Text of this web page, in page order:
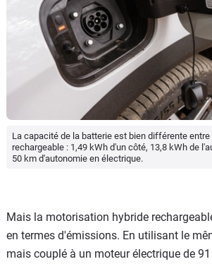
La capacité de la batterie est bien différente entre
rechargeable : 1,49 kWh d'un côté, 13,8 kWh de
50 km d'autonomie en électrique.
Mais la motorisation hybride
en termes d'émissions. En utilisant le
mais couplé à un moteur électrique de